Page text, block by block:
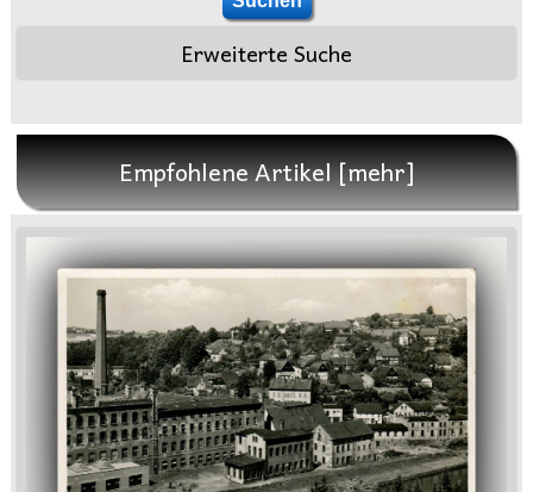
Erweiterte Suche
Empfohlene Artikel [mehr]